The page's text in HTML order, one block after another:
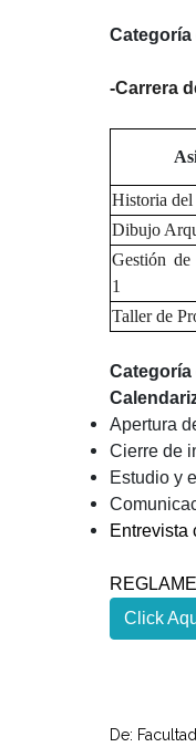
Categoría
-Carrera
Historia del
Dibujo
Gestión
1
Taller de
Categoría
Apertura
Cierre de
Estudio y
Entrevista
Click
De: